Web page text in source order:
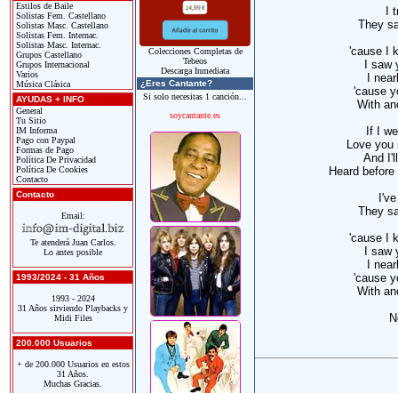
Estilos de Baile
Solistas Fem. Castellano
Solistas Masc. Castellano
Solistas Fem. Internac.
Solistas Masc. Internac.
Grupos Castellano
Grupos Internacional
Varios
Música Clásica
AYUDAS + INFO
General
Tu Sitio
IM Informa
Pago con Paypal
Formas de Pago
Política De Privacidad
Política De Cookies
Contacto
Contacto
Email:
Te atenderá Juan Carlos.
Lo antes posible
1993/2024 - 31 Años
1993 - 2024
31 Años sirviendo Playbacks y
Midi Files
200.000 Usuarios
+ de 200.000 Usuarios en estos
31 Años.
Muchas Gracias.
Colecciones Completas de
Tebeos
Descarga Inmediata
¿Eres Cantante?
Si solo necesitas 1 canción...
soycantante.es
I
They
'cause I
I
I
'cause
With
If I
Love you
And
Heard
They
'cause I
I
I
'cause
With